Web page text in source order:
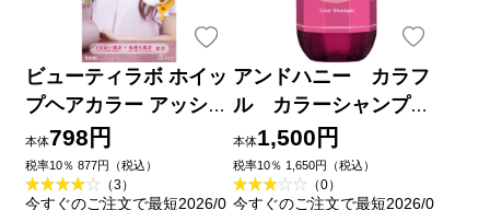
ビューティラボ ホイッ
プヘアカラー アッシュ
ピンク ４０ｍｌ＋８０
ｍｌ ホーユー (医薬部
外品)
本体798円
税率10％ 877円（税込）
（3）
今すぐのご注文で最短2026/0
アンドハニー カラフ
ル カラーシャンプ
ー チェリーピンク ２
５０ｍＬ 株式会社ヴィ
ークレア
本体1,500円
税率10％ 1,650円（税込）
（0）
今すぐのご注文で最短2026/0